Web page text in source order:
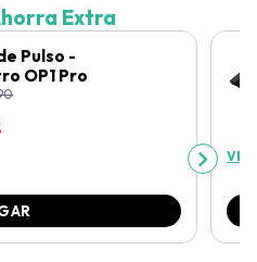
Extra
Pulso -
OP1 Pro
VER